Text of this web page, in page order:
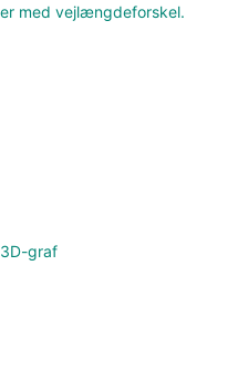
med vejlængdeforskel.
graf